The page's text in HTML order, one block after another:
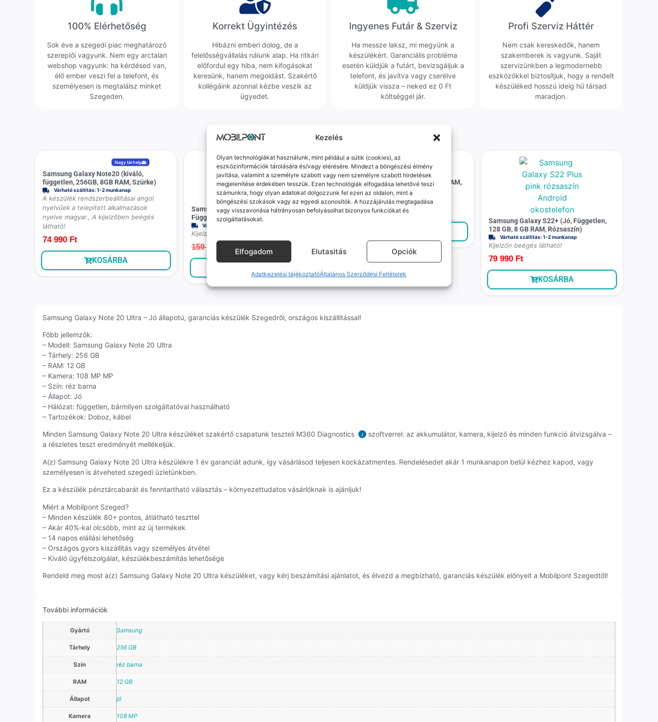
Kezelés
Olyan technológiákat használunk, mint például a sütik (cookies), az
eszközinformációk tárolására és/vagy elérésére. Mindezt a böngészési élmény
javítása, valamint a személyre szabott vagy nem személyre szabott hirdetések
megjelenítése érdekében tesszük. Ezen technológiák elfogadása lehetővé teszi
számunkra, hogy olyan adatokat dolgozzunk fel ezen az oldalon, mint a
böngészési szokások vagy az egyedi azonosítók. A hozzájárulás megtagadása
vagy visszavonása hátrányosan befolyásolhat bizonyos funkciókat és
szolgáltatásokat.
Elfogadom Elutasitás Opciók
Adatkezelési tájékoztatóÁltalános Szerződési Feltételek
100% Elérhetőség
Sok éve a szegedi piac meghatározó
szereplői vagyunk. Nem egy arctalan
webshop vagyunk: ha kérdésed van,
élő ember veszi fel a telefont, és
személyesen is megtalálsz minket
Szegeden.
Korrekt Ügyintézés
Hibázni emberi dolog, de a
felelősségvállalás nálunk alap. Ha ritkán
előfordul egy hiba, nem kifogásokat
keresünk, hanem megoldást. Szakértő
kollégáink azonnal kézbe veszik az
ügyedet.
Ingyenes Futár & Szerviz
Ha messze laksz, mi megyünk a
készülékért. Garanciális probléma
esetén küldjük a futárt, bevizsgáljuk a
telefont, és javítva vagy cserélve
küldjük vissza – neked ez 0 Ft
költséggel jár.
Profi Szerviz Háttér
Nem csak kereskedők, hanem
szakemberek is vagyunk. Saját
szervizünkben a legmodernebb
eszközökkel biztosítjuk, hogy a rendelt
készüléked hosszú ideig hű társad
maradjon.
Mások ezeket is megnézték
Nagy tárhely
Samsung Galaxy Note20 (kiváló,
független, 256GB, 8GB RAM, Szürke)
Várható szállítás: 1-2 munkanap
A készülék rendszerbeállításai angol
nyelvűek a telepített alkalmazások
nyelve magyar., A kijelzőben beégés
látható!
74 990 Ft
KOSÁRBA
-20 000 Ft
Prémium
Samsung Galaxy Z Flip5 (Kiváló,
Független, 512 GB, 8 GB RAM, menta)
Várható szállítás: 1-2 munkanap
Kijelzőben pixelhiba található!
159 990 139 990
Samsung Galaxy Watch 4 40mm
(újszerű, független, 16 GB, 1,5 GB RAM,
fekete)
Várható szállítás: 1-2 munkanap
27 990Ft 27%
Samsung Galaxy S22+ (Jó, Független,
128 GB, 8 GB RAM, Rózsaszín)
Várható szállítás: 1-2 munkanap
Kijelzőn beégés látható!
79 990 Ft
KOSÁRBA
Samsung Galaxy Note 20 Ultra – Jó állapotú, garanciás készülék Szegedről, országos kiszállítással!
Főbb jellemzők:
– Modell: Samsung Galaxy Note 20 Ultra
– Tárhely: 256 GB
– RAM: 12 GB
– Kamera: 108 MP MP
– Szín: réz barna
– Állapot: Jó
– Hálózat: független, bármilyen szolgáltatóval használható
– Tartozékok: Doboz, kábel
Minden Samsung Galaxy Note 20 Ultra készüléket szakértő csapatunk teszteli M360 Diagnostics i
szoftverrel: az akkumulátor, kamera, kijelző és minden funkció átvizsgálva –
a részletes teszt eredményét mellékeljük.
A(z) Samsung Galaxy Note 20 Ultra készülékre 1 év garanciát adunk, így vásárlásod teljesen kockázatmentes. Rendelésedet akár 1 munkanapon belül kézhez kapod, vagy
személyesen is átveheted szegedi üzletünkben.
Ez a készülék pénztárcabarát és fenntartható választás – környezettudatos vásárlóknak is ajánljuk!
Miért a Mobilpont Szeged?
– Minden készülék 80+ pontos, átlátható teszttel
– Akár 40%-kal olcsóbb, mint az új termékek
– 14 napos elállási lehetőség
– Országos gyors kiszállítás vagy személyes átvétel
– Kiváló ügyfélszolgálat, készülékbeszámítás lehetősége
Rendeld meg most a(z) Samsung Galaxy Note 20 Ultra készüléket, vagy kérj beszámítási ajánlatot, és élvezd a megbízható, garanciás készülék előnyeit a Mobilpont Szegedtől!
További információk
Gyártó Samsung
Tárhely 256 GB
Szín réz barna
RAM 12 GB
Állapot jó
Kamera 108 MP